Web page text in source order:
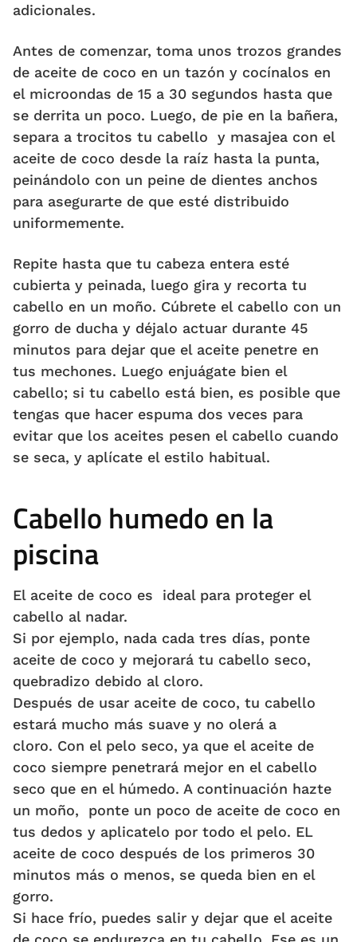
adicionales.
Antes de comenzar, toma unos trozos grandes
de aceite de coco en un tazón y cocínalos en
el microondas de 15 a 30 segundos hasta que
se derrita un poco. Luego, de pie en la bañera,
separa a trocitos tu cabello y masajea con el
aceite de coco desde la raíz hasta la punta,
peinándolo con un peine de dientes anchos
para asegurarte de que esté distribuido
uniformemente.
Repite hasta que tu cabeza entera esté
cubierta y peinada, luego gira y recorta tu
cabello en un moño. Cúbrete el cabello con un
gorro de ducha y déjalo actuar durante 45
minutos para dejar que el aceite penetre en
tus mechones. Luego enjuágate bien el
cabello; si tu cabello está bien, es posible que
tengas que hacer espuma dos veces para
evitar que los aceites pesen el cabello cuando
se seca, y aplícate el estilo habitual.
Cabello humedo en la
piscina
El aceite de coco es ideal para proteger el
cabello al nadar.
Si por ejemplo, nada cada tres días, ponte
aceite de coco y mejorará tu cabello seco,
quebradizo debido al cloro.
Después de usar aceite de coco, tu cabello
estará mucho más suave y no olerá a
cloro. Con el pelo seco, ya que el aceite de
coco siempre penetrará mejor en el cabello
seco que en el húmedo. A continuación hazte
un moño, ponte un poco de aceite de coco en
tus dedos y aplicatelo por todo el pelo. EL
aceite de coco después de los primeros 30
minutos más o menos, se queda bien en el
gorro.
Si hace frío, puedes salir y dejar que el aceite